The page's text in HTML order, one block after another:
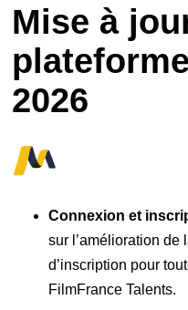
Mise à
2026
Connexion et
sur l’amélioration de
d’inscription pour
FilmFrance Talents.